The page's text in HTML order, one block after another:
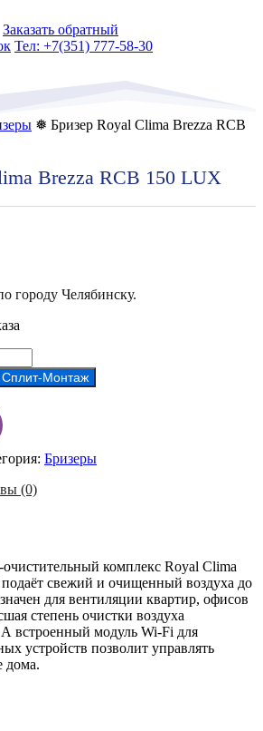
Заказать обратный
Тел: +7(351) 777-58-30
❅ Бризер Royal Clima Brezza RCB
Brezza RCB 150 LUX
городу Челябинску.
Сплит-Монтаж
Бризеры
(0)
комплекс Royal Clima
свежий и очищенный воздуха до
для вентиляции квартир, офисов
степень очистки воздуха
встроенный модуль Wi-Fi для
устройств позволит управлять
дома.